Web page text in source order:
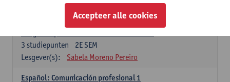
Sabela Moreno Pereiro
2E SEM
3 studiepunten
Lesgever(s):
Sabela Moreno Pereiro
Español: Comunicación profesional 1
Accepteer alle cookies